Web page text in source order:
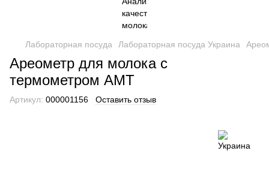
Лабораторная посуда Лабораторная посуда Украина
Ареометр для молока с
термометром АМТ
Артикул: 000001156 Оставить отзыв